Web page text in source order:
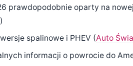
prawdopodobnie oparty na
)
spalinowe i PHEV (Auto
informacji o powrocie do